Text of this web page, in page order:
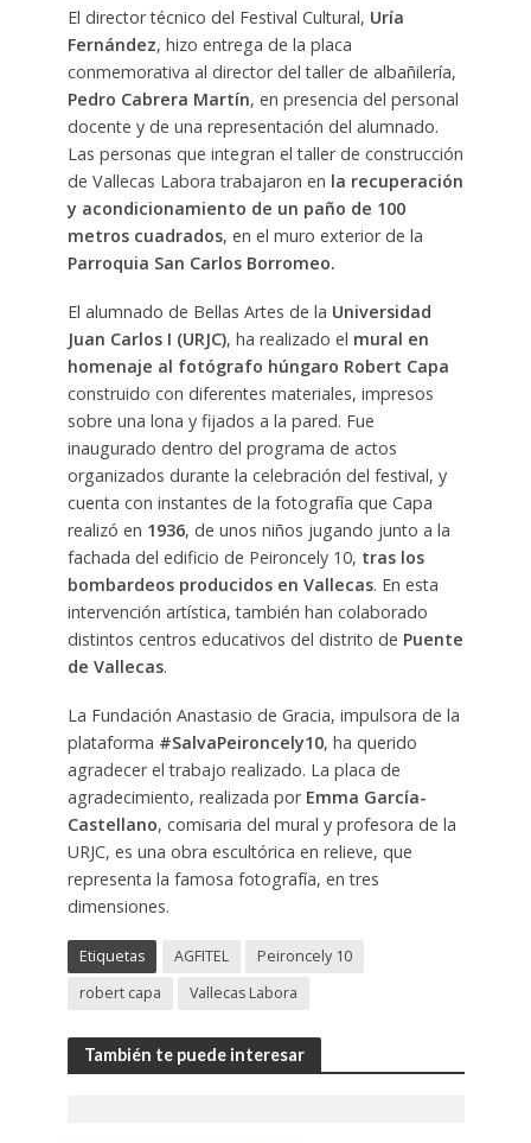
El director técnico del Festival Cultural, Uría
Fernández, hizo entrega de la placa
conmemorativa al director del taller de albañilería,
Pedro Cabrera Martín, en presencia del personal
docente y de una representación del alumnado.
Las personas que integran el taller de construcción
de Vallecas Labora trabajaron en la recuperación
y acondicionamiento de un paño de 100
metros cuadrados, en el muro exterior de la
Parroquia San Carlos Borromeo.
El alumnado de Bellas Artes de la Universidad
Juan Carlos I (URJC), ha realizado el mural en
homenaje al fotógrafo húngaro Robert Capa
construido con diferentes materiales, impresos
sobre una lona y fijados a la pared. Fue
inaugurado dentro del programa de actos
organizados durante la celebración del festival, y
cuenta con instantes de la fotografía que Capa
realizó en 1936, de unos niños jugando junto a la
fachada del edificio de Peironcely 10, tras los
bombardeos producidos en Vallecas. En esta
intervención artística, también han colaborado
distintos centros educativos del distrito de Puente
de Vallecas.
La Fundación Anastasio de Gracia, impulsora de la
plataforma #SalvaPeironcely10, ha querido
agradecer el trabajo realizado. La placa de
agradecimiento, realizada por Emma García-
Castellano, comisaria del mural y profesora de la
URJC, es una obra escultórica en relieve, que
representa la famosa fotografía, en tres
dimensiones.
Etiquetas AGFITEL
Peironcely 10
robert capa
Vallecas Labora
También te puede interesar